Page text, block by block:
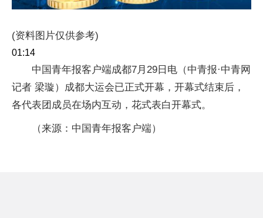
(资料图片仅供参考)
01:14
中国青年报客户端成都7月29日电（中青报·中青网
记者 梁璇）成都大运会已正式开幕，开幕式结束后，
各代表团成员在场内互动，花式表白开幕式。
（来源：中国青年报客户端）